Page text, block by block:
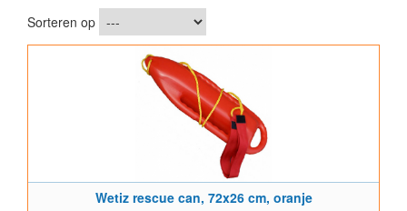
Sorteren op
Wetiz rescue can, 72x26 cm, oranje